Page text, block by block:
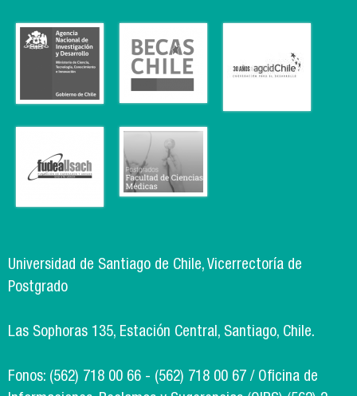
Universidad de Santiago de Chile, Vicerrectoría de
Postgrado
Las Sophoras 135, Estación Central, Santiago, Chile.
Fonos: (562) 718 00 66 - (562) 718 00 67 / Oficina de